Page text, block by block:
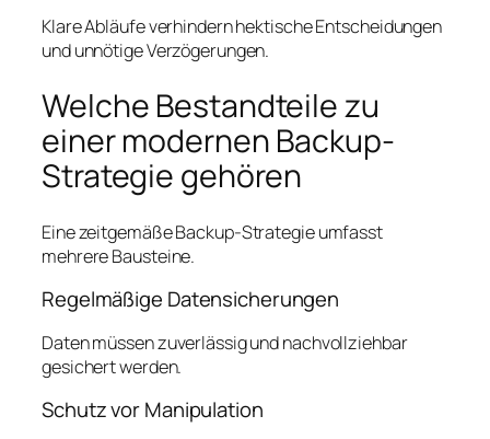
Klare Abläufe verhindern hektische Entscheidungen
und unnötige Verzögerungen.
Welche Bestandteile zu
einer modernen Backup-
Strategie gehören
Eine zeitgemäße Backup-Strategie umfasst
mehrere Bausteine.
Regelmäßige Datensicherungen
Daten müssen zuverlässig und nachvollziehbar
gesichert werden.
Schutz vor Manipulation